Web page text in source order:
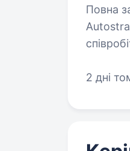
Повна
2 дні